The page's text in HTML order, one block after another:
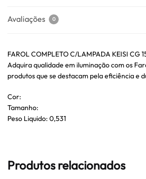
Avaliações 0
FAROL COMPLETO C/LAMPADA KEISI CG
Adquira qualidade em iluminação com os
produtos que se destacam pela eficiência e
Cor:
Tamanho:
Peso Liquido: 0,531
Produtos relacionados